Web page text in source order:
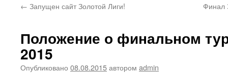
содержимому
← Запущен сайт Золотой Лиги! Финал
Положение о финальном
2015
Опубликовано 08.08.2015автором admin